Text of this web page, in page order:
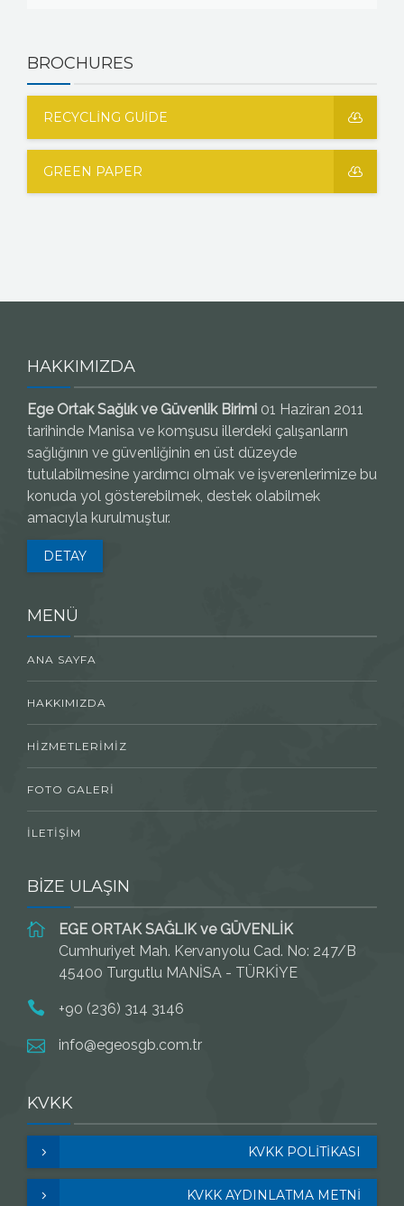
BROCHURES
RECYCLING GUIDE
GREEN PAPER
HAKKIMIZDA
Ege Ortak Sağlık ve Güvenlik Birimi 01 Haziran 2011
tarihinde Manisa ve komşusu illerdeki çalışanların
sağlığının ve güvenliğinin en üst düzeyde
tutulabilmesine yardımcı olmak ve işverenlerimize bu
konuda yol gösterebilmek, destek olabilmek
amacıyla kurulmuştur.
DETAY
MENÜ
ANA SAYFA
HAKKIMIZDA
HIZMETLERIMIZ
FOTO GALERI
İLETIŞIM
BİZE ULAŞIN
EGE ORTAK SAĞLIK ve GÜVENLİK
Cumhuriyet Mah. Kervanyolu Cad. No: 247/B
45400 Turgutlu MANİSA - TÜRKİYE
+90 (236) 314 3146
info@egeosgb.com.tr
KVKK
KVKK POLITIKASI
KVKK AYDINLATMA METNİ